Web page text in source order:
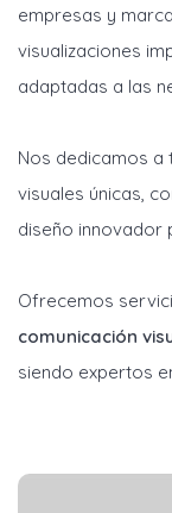
empresas y
visualizaciones
adaptadas a las
Nos dedicamos a
visuales únicas,
diseño innovador
Ofrecemos
comunicación
siendo expertos